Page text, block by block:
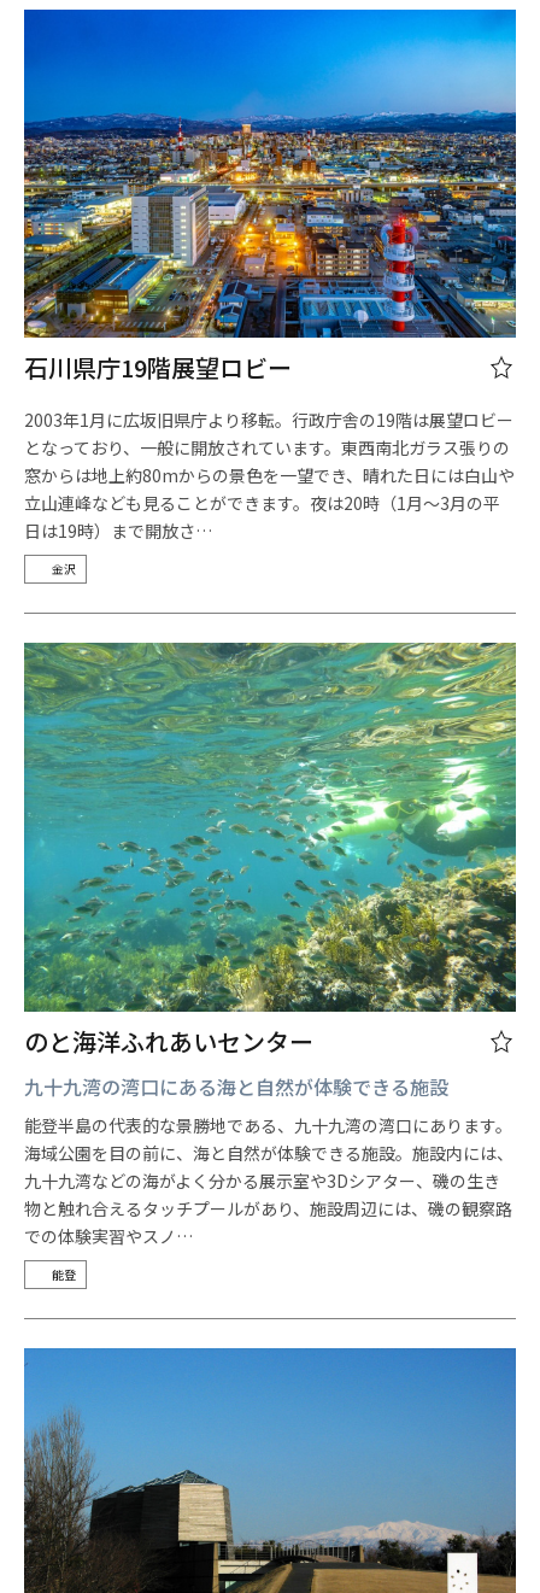
石川県庁19階展望ロビー
2003年1月に広坂旧県庁より移転。行政庁舎の19階は展望ロビー
となっており、一般に開放されています。東西南北ガラス張りの
窓からは地上約80mからの景色を一望でき、晴れた日には白山や
立山連峰なども見ることができます。夜は20時（1月～3月の平
日は19時）まで開放さ…
金沢
のと海洋ふれあいセンター
九十九湾の湾口にある海と自然が体験できる施設
能登半島の代表的な景勝地である、九十九湾の湾口にあります。
海域公園を目の前に、海と自然が体験できる施設。施設内には、
九十九湾などの海がよく分かる展示室や3Dシアター、磯の生き
物と触れ合えるタッチプールがあり、施設周辺には、磯の観察路
での体験実習やスノ…
能登